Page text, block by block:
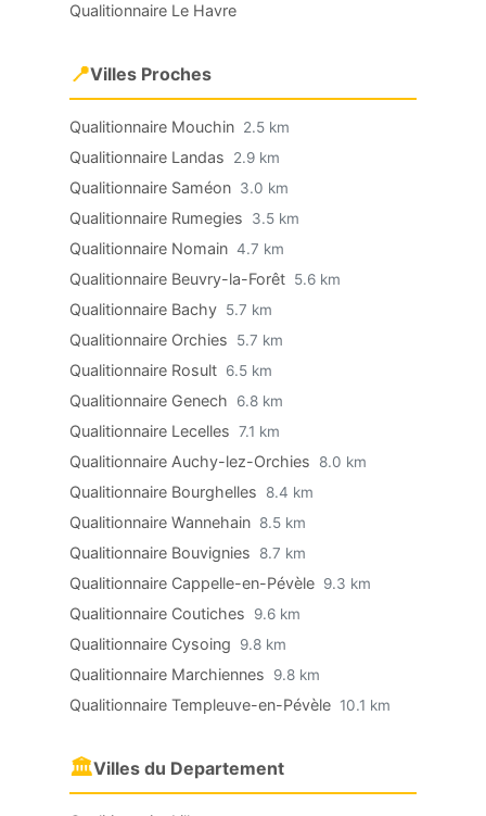
Qualitionnaire Le Havre
📍Villes Proches
Qualitionnaire Mouchin 2.5 km
Qualitionnaire Landas 2.9 km
Qualitionnaire Saméon 3.0 km
Qualitionnaire Rumegies 3.5 km
Qualitionnaire Nomain 4.7 km
Qualitionnaire Beuvry-la-Forêt 5.6 km
Qualitionnaire Bachy 5.7 km
Qualitionnaire Orchies 5.7 km
Qualitionnaire Rosult 6.5 km
Qualitionnaire Genech 6.8 km
Qualitionnaire Lecelles 7.1 km
Qualitionnaire Auchy-lez-Orchies 8.0 km
Qualitionnaire Bourghelles 8.4 km
Qualitionnaire Wannehain 8.5 km
Qualitionnaire Bouvignies 8.7 km
Qualitionnaire Cappelle-en-Pévèle 9.3 km
Qualitionnaire Coutiches 9.6 km
Qualitionnaire Cysoing 9.8 km
Qualitionnaire Marchiennes 9.8 km
Qualitionnaire Templeuve-en-Pévèle 10.1 km
🏛Villes du Departement